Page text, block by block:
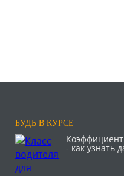
БУДЬ В КУРСЕ
- как узнать